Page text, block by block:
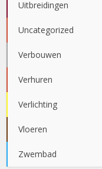
Uitbreidingen
Uncategorized
Verbouwen
Verhuren
Verlichting
Vloeren
Zwembad